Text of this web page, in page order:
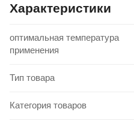
Характеристики
оптимальная температура
применения
Тип товара
Категория товаров